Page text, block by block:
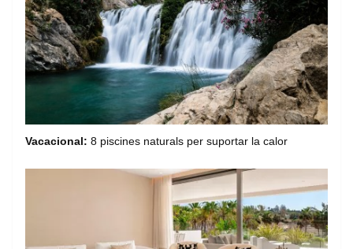
Vacacional: 8 piscines naturals per suportar la calor